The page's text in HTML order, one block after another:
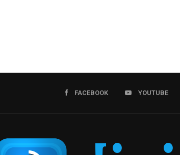
FACEBOOK YOUTUBE